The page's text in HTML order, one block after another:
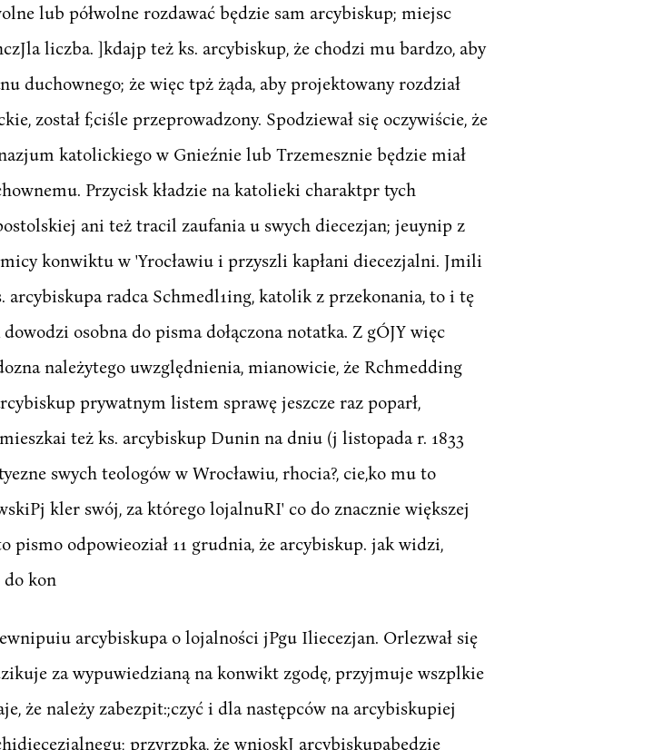
lub półwolne rozdawać będzie sam arcybiskup; miejsc
liczba. ]kdajp też ks. arcybiskup, że chodzi mu bardzo, aby
duchownego; że więc tpż żąda, aby projektowany rozdział
został f;ciśle przeprowadzony. Spodziewał się oczywiście, że
katolickiego w Gnieźnie lub Trzemesznie będzie miał
Przycisk kładzie na katolieki charaktpr tych
ani też tracil zaufania u swych diecezjan; jeuynip z
konwiktu w 'Yrocławiu i przyszli kapłani diecezjalni. Jmili
arcybiskupa radca Schmedl1ing, katolik z przekonania, to i tę
osobna do pisma dołączona notatka. Z gÓJY więc
należytego uwzględnienia, mianowicie, że Rchmedding
prywatnym listem sprawę jeszcze raz poparł,
też ks. arcybiskup Dunin na dniu (j listopada r. 1833
swych teologów w Wrocławiu, rhocia?, cie,ko mu to
kler swój, za którego lojalnuRI' co do znacznie większej
odpowieoział 11 grudnia, że arcybiskup. jak widzi,
kon
arcybiskupa o lojalności jPgu Iliecezjan. Orlezwał się
za wypuwiedzianą na konwikt zgodę, przyjmuje wszplkie
że należy zabezpit:;czyć i dla następców na arcybiskupiej
przyrzpka, że wnioskJ arcybiskupabędzie